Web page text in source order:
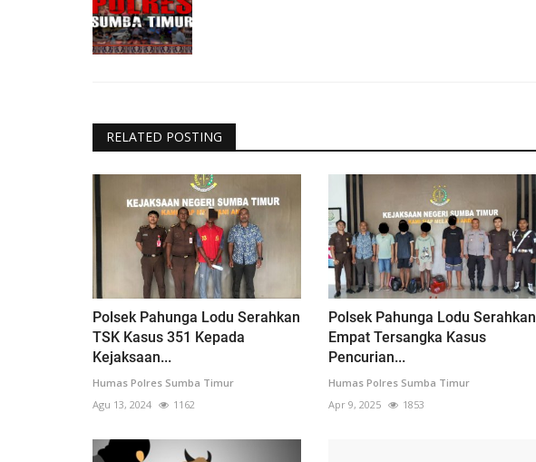
RELATED POSTING
Polsek Pahunga Lodu Serahkan
TSK Kasus 351 Kepada
Kejaksaan...
Humas Polres Sumba Timur
Agu 13, 2024
1162
Polsek Pahunga Lodu Serahkan
Empat Tersangka Kasus
Pencurian...
Humas Polres Sumba Timur
Apr 9, 2025
1853